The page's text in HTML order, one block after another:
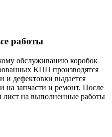
работы
обслуживанию коробок
КПП производятся
и дефектовки выдается
на запчасти и ремонт. После
лист на выполненные работы